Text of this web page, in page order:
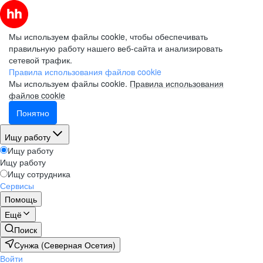
Мы используем файлы cookie, чтобы обеспечивать
правильную работу нашего веб-сайта и анализировать
сетевой трафик.
Правила использования файлов cookie
Мы используем файлы cookie. Правила использования
файлов cookie
Понятно
Ищу работу
Ищу работу
Ищу работу
Ищу сотрудника
Сервисы
Помощь
Ещё
Поиск
Сунжа (Северная Осетия)
Войти